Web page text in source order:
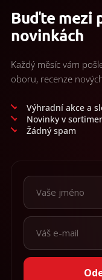
Buďte mezi
novinkách
Každý měsíc vám
oboru, recenze
Výhradní akce a
Novinky v
Žádný spam